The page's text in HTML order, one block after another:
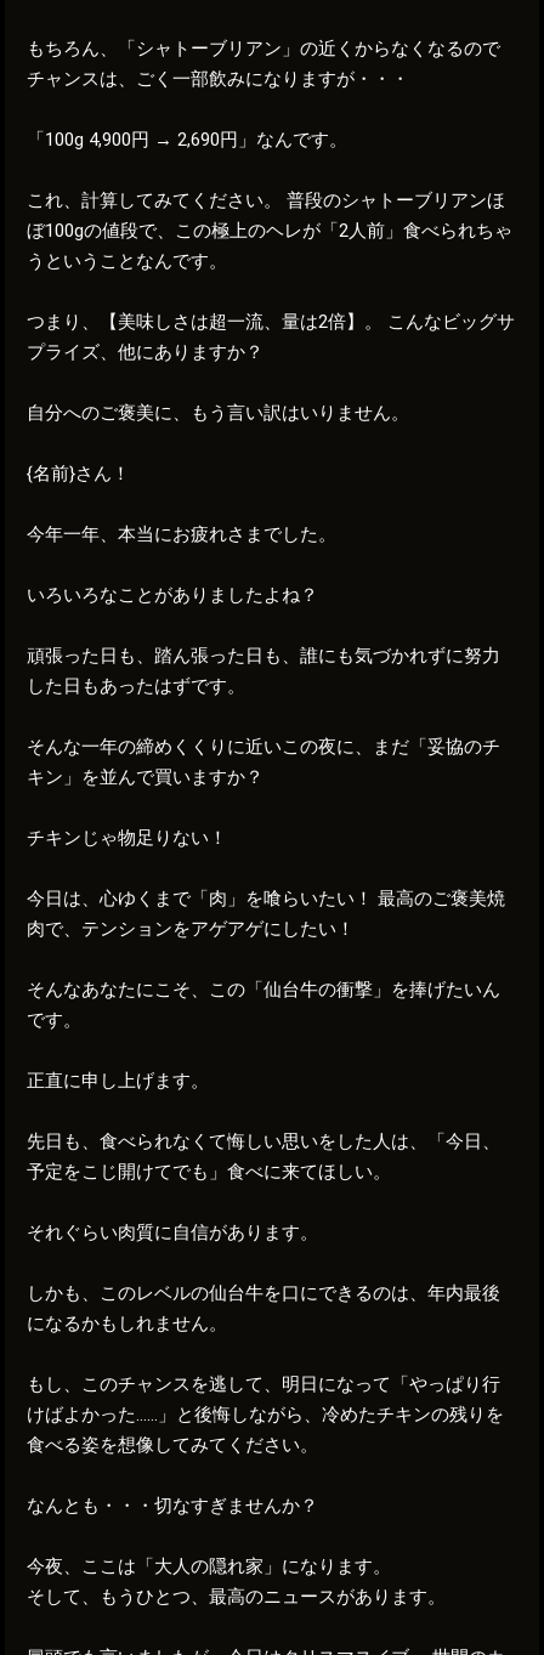
もちろん、「シャトーブリアン」の近くからなくなるので
チャンスは、ごく一部飲みになりますが・・・
「100g 4,900円 → 2,690円」なんです。
これ、計算してみてください。 普段のシャトーブリアンほ
ぼ100gの値段で、この極上のヘレが「2人前」食べられちゃ
うということなんです。
つまり、【美味しさは超一流、量は2倍】。 こんなビッグサ
プライズ、他にありますか？
自分へのご褒美に、もう言い訳はいりません。
{名前}さん！
今年一年、本当にお疲れさまでした。
いろいろなことがありましたよね？
頑張った日も、踏ん張った日も、誰にも気づかれずに努力
した日もあったはずです。
そんな一年の締めくくりに近いこの夜に、まだ「妥協のチ
キン」を並んで買いますか？
チキンじゃ物足りない！
今日は、心ゆくまで「肉」を喰らいたい！ 最高のご褒美焼
肉で、テンションをアゲアゲにしたい！
そんなあなたにこそ、この「仙台牛の衝撃」を捧げたいん
です。
正直に申し上げます。
先日も、食べられなくて悔しい思いをした人は、「今日、
予定をこじ開けてでも」食べに来てほしい。
それぐらい肉質に自信があります。
しかも、このレベルの仙台牛を口にできるのは、年内最後
になるかもしれません。
もし、このチャンスを逃して、明日になって「やっぱり行
けばよかった……」と後悔しながら、冷めたチキンの残りを
食べる姿を想像してみてください。
なんとも・・・切なすぎませんか？
今夜、ここは「大人の隠れ家」になります。
そして、もうひとつ、最高のニュースがあります。